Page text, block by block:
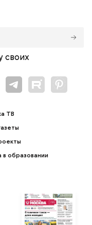
своих
ТВ
в образовании